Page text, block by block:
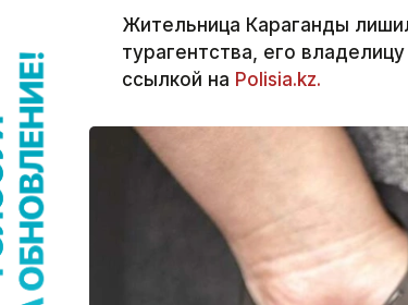
Жительница Караганды
турагентства, его
ссылкой на Polisia.kz.